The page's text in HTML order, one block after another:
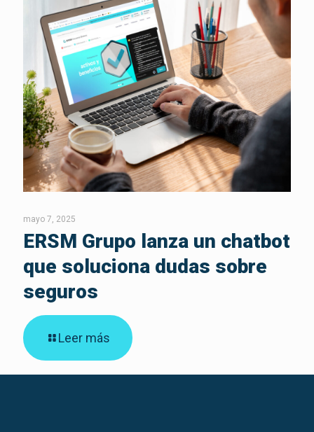
mayo 7, 2025
ERSM Grupo lanza un chatbot
que soluciona dudas sobre
seguros
Leer más